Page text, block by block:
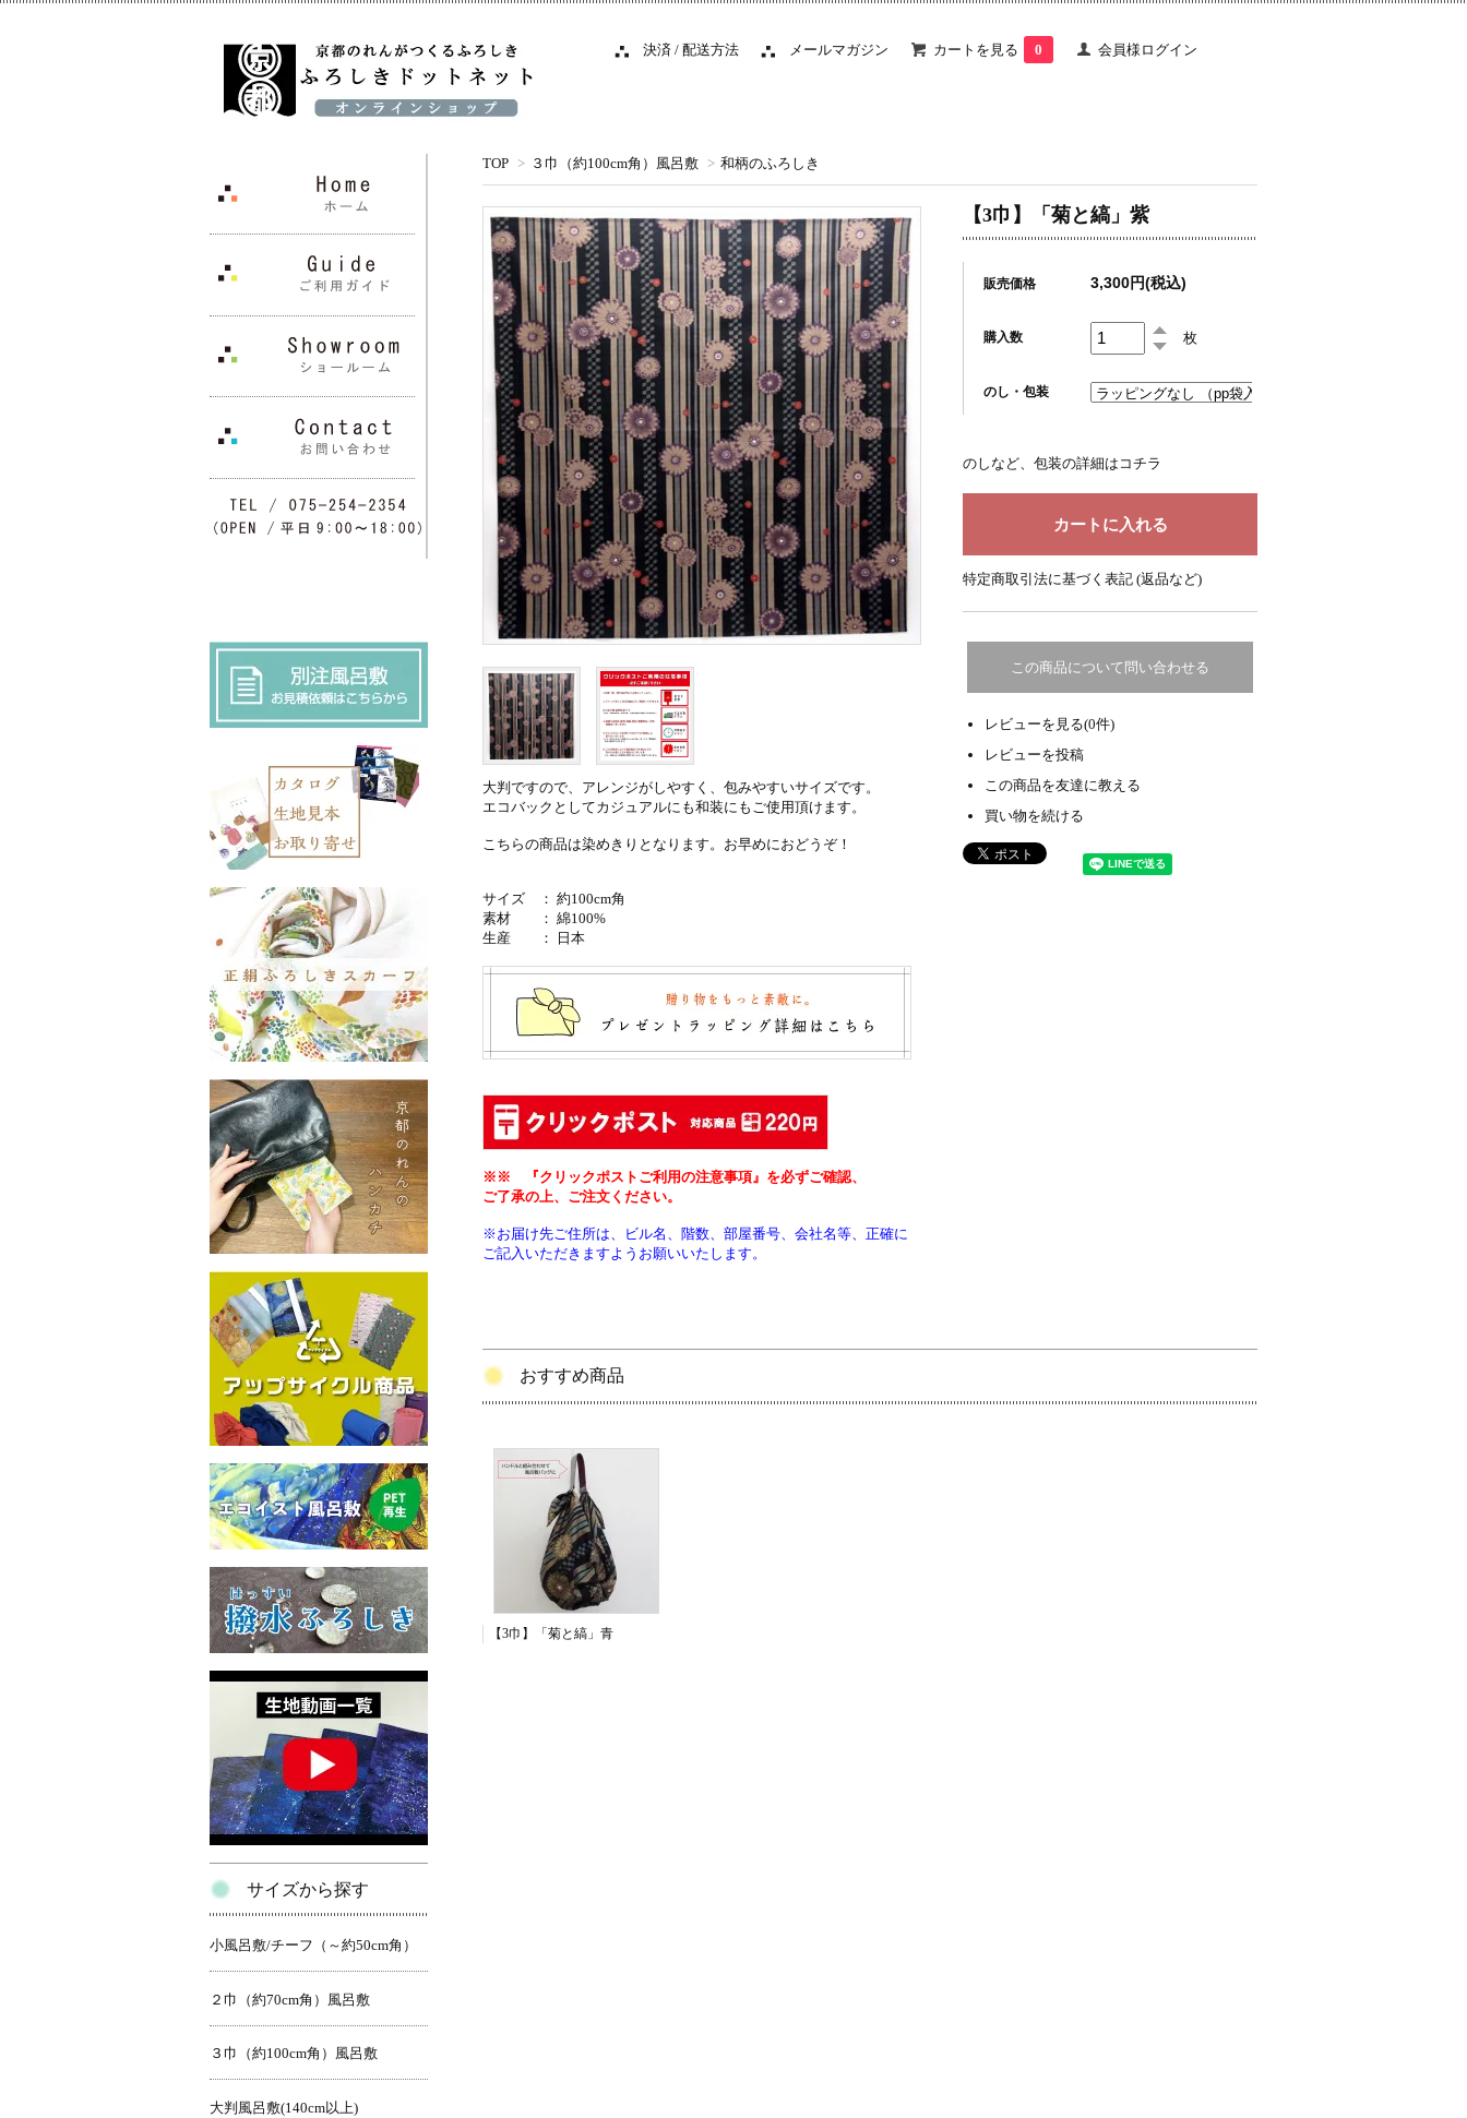
決済 / 配送方法 メールマガジン カートを見る 0 会員様ログイン
TOP > ３巾（約100cm角）風呂敷 > 和柄のふろしき
【3巾】「菊と縞」紫
販売価格 3,300円(税込)
購入数 枚
のし・包装
大判ですので、アレンジがしやすく、包みやすいサイズです。
エコバックとしてカジュアルにも和装にもご使用頂けます。
こちらの商品は染めきりとなります。お早めにおどうぞ！
サイズ ： 約100cm角
素材 ： 綿100%
生産 ： 日本
※※ 『クリックポストご利用の注意事項』を必ずご確認、
ご了承の上、ご注文ください。
※お届け先ご住所は、ビル名、階数、部屋番号、会社名等、正確に
ご記入いただきますようお願いいたします。
のしなど、包装の詳細はコチラ
特定商取引法に基づく表記 (返品など)
この商品について問い合わせる
レビューを見る(0件)
レビューを投稿
この商品を友達に教える
買い物を続ける
おすすめ商品
【3巾】「菊と縞」青
サイズから探す
小風呂敷/チーフ（～約50cm角）
２巾（約70cm角）風呂敷
３巾（約100cm角）風呂敷
大判風呂敷(140cm以上)